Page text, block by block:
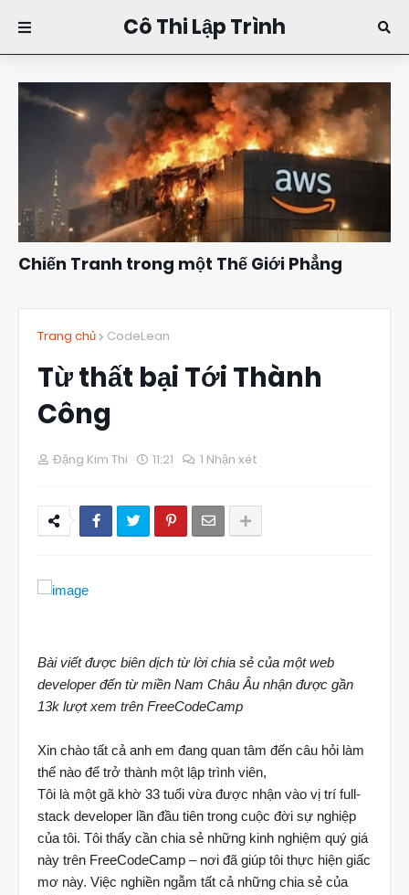
Cô Thi Lập Trình
Chiến Tranh trong một Thế Giới Phẳng
Trang chủ CodeLean
Từ thất bại Tới Thành
Công
Đặng Kim Thi 11:21 1 Nhận xét
Bài viết được biên dịch từ lời chia sẻ của một web
developer đến từ miền Nam Châu Âu nhận được gần
13k lượt xem trên FreeCodeCamp
Xin chào tất cả anh em đang quan tâm đến câu hỏi làm
thế nào để trở thành một lập trình viên,
Tôi là một gã khờ 33 tuổi vừa được nhận vào vị trí full-
stack developer lần đầu tiên trong cuộc đời sự nghiệp
của tôi. Tôi thấy cần chia sẻ những kinh nghiệm quý giá
này trên FreeCodeCamp – nơi đã giúp tôi thực hiện giấc
mơ này. Việc nghiền ngẫm tất cả những chia sẻ của